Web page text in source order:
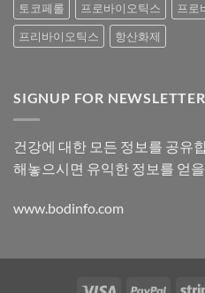
토코페롤
프로바이오틱스
프로
프리바이오틱스
항산화제
SIGNUP FOR NEWSLETTER
건강에 대한 모든 정보를 공유
해놓으시면 유익한 정보를 얻
www.bodinfo.com